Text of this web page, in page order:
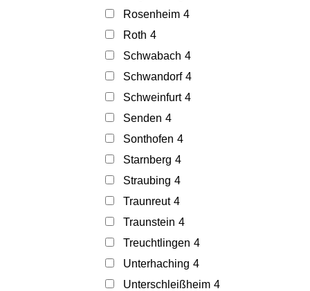
Rosenheim 4
Roth 4
Schwabach 4
Schwandorf 4
Schweinfurt 4
Senden 4
Sonthofen 4
Starnberg 4
Straubing 4
Traunreut 4
Traunstein 4
Treuchtlingen 4
Unterhaching 4
Unterschleißheim 4